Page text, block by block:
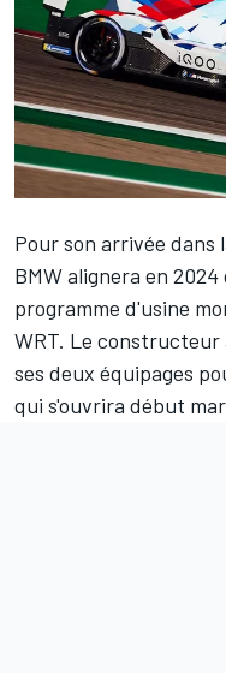
Pour son arrivée dans
BMW alignera en
programme d'usine
WRT. Le constructeur
ses deux équipages
qui s'ouvrira début